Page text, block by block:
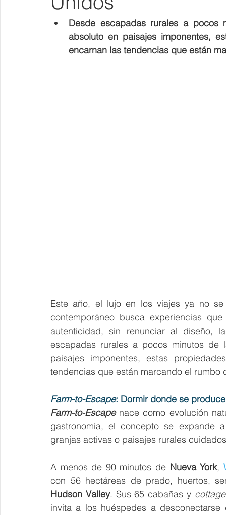
Desde escapadas rurales a
absoluto en paisajes imponentes,
encarnan las tendencias que están
Este año, el lujo en los viajes ya no
contemporáneo busca experiencias
autenticidad, sin renunciar al diseño,
escapadas rurales a pocos minutos
paisajes imponentes, estas
tendencias que están marcando el rumbo
Farm-to-Escape: Dormir donde se
Farm-to-Escape nace como evolución
gastronomía, el concepto se expande
granjas activas o paisajes rurales
A menos de 90 minutos de Nueva York,
Hudson Valley. Sus 65 cabañas y
invita a los huéspedes a